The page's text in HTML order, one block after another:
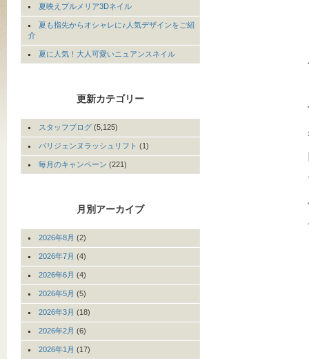
夏映えプルメリア3Dネイル
夏も指先からオシャレに♪人気デザインをご紹
介
夏に人気！大人可愛いニュアンスネイル
更新カテゴリー
スタッフブログ (5,125)
パリジェンヌラッシュリフト (1)
毎月のキャンペーン (221)
月別アーカイブ
2026年8月 (2)
2026年7月 (4)
2026年6月 (4)
2026年5月 (5)
2026年3月 (18)
2026年2月 (6)
2026年1月 (17)